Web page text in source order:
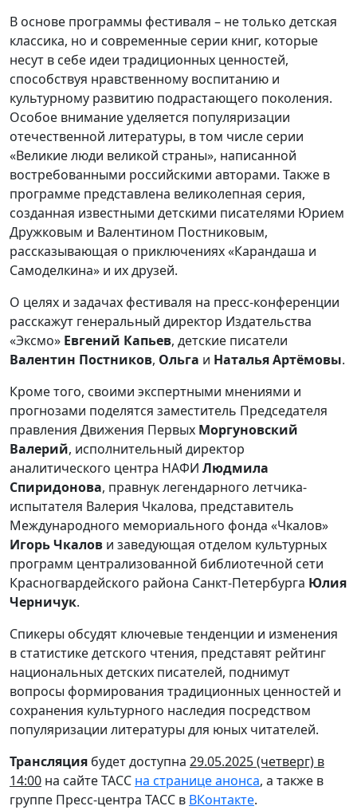
В основе программы фестиваля – не только детская
классика, но и современные серии книг, которые
несут в себе идеи традиционных ценностей,
способствуя нравственному воспитанию и
культурному развитию подрастающего поколения.
Особое внимание уделяется популяризации
отечественной литературы, в том числе серии
«Великие люди великой страны», написанной
востребованными российскими авторами. Также в
программе представлена великолепная серия,
созданная известными детскими писателями Юрием
Дружковым и Валентином Постниковым,
рассказывающая о приключениях «Карандаша и
Самоделкина» и их друзей.
О целях и задачах фестиваля на пресс-конференции
расскажут генеральный директор Издательства
«Эксмо» Евгений Капьев, детские писатели
Валентин Постников, Ольга и Наталья Артёмовы.
Кроме того, своими экспертными мнениями и
прогнозами поделятся заместитель Председателя
правления Движения Первых Моргуновский
Валерий, исполнительный директор
аналитического центра НАФИ Людмила
Спиридонова, правнук легендарного летчика-
испытателя Валерия Чкалова, представитель
Международного мемориального фонда «Чкалов»
Игорь Чкалов и заведующая отделом культурных
программ централизованной библиотечной сети
Красногвардейского района Санкт-Петербурга Юлия
Черничук.
Спикеры обсудят ключевые тенденции и изменения
в статистике детского чтения, представят рейтинг
национальных детских писателей, поднимут
вопросы формирования традиционных ценностей и
сохранения культурного наследия посредством
популяризации литературы для юных читателей.
Трансляция будет доступна 29.05.2025 (четверг) в
14:00 на сайте ТАСС на странице анонса, а также в
группе Пресс-центра ТАСС в ВКонтакте.